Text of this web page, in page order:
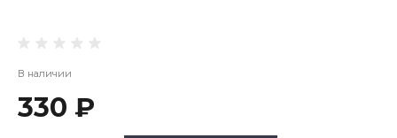
В наличии
330 ₽